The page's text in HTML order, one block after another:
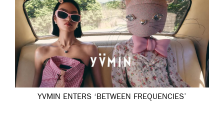
YVMIN ENTERS ‘BETWEEN FREQUENCIES’